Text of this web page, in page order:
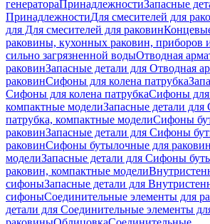
генератораПринадлежностиЗапасные
ПринадлежностиДля смесителей для
для Для смесителей для раковин
раковины, кухонных раковин, приборов
сильно загрязненной водыОтводная
раковинЗапасные детали для Отводная
раковинСифоны для колена патрубка
Сифоны для колена патрубкаСифоны для
компактные моделиЗапасные детали
патрубка, компактные моделиСифоны
раковинЗапасные детали для Сифоны
раковинСифоны бутылочные для
моделиЗапасные детали для Сифоны
раковин, компактные модели
сифоныЗапасные детали для
сифоныСоединительные элементы для
детали для Соединительные элементы